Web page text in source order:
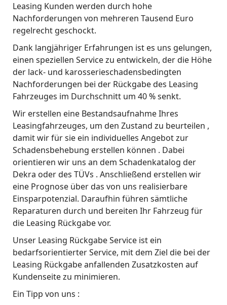
Leasing Kunden werden durch hohe
Nachforderungen von mehreren Tausend Euro
regelrecht geschockt.
Dank langjähriger Erfahrungen ist es uns gelungen,
einen speziellen Service zu entwickeln, der die Höhe
der lack- und karosserieschadensbedingten
Nachforderungen bei der Rückgabe des Leasing
Fahrzeuges im Durchschnitt um 40 % senkt.
Wir erstellen eine Bestandsaufnahme Ihres
Leasingfahrzeuges, um den Zustand zu beurteilen ,
damit wir für sie ein individuelles Angebot zur
Schadensbehebung erstellen können . Dabei
orientieren wir uns an dem Schadenkatalog der
Dekra oder des TÜVs . Anschließend erstellen wir
eine Prognose über das von uns realisierbare
Einsparpotenzial. Daraufhin führen sämtliche
Reparaturen durch und bereiten Ihr Fahrzeug für
die Leasing Rückgabe vor.
Unser Leasing Rückgabe Service ist ein
bedarfsorientierter Service, mit dem Ziel die bei der
Leasing Rückgabe anfallenden Zusatzkosten auf
Kundenseite zu minimieren.
Ein Tipp von uns :